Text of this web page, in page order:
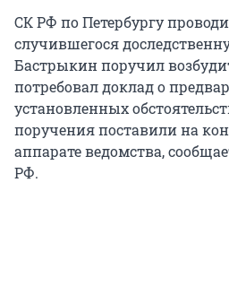
СК РФ по Петербургу
случившегося
Бастрыкин поручил
потребовал доклад о
установленных
поручения поставили на
аппарате ведомства,
РФ.